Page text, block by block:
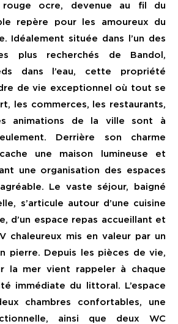
rouge ocre, devenue au fil du
repère pour les amoureux du
Idéalement située dans l’un des
plus recherchés de Bandol,
dans l’eau, cette propriété
de vie exceptionnel où tout se
les commerces, les restaurants,
animations de la ville sont à
Derrière son charme
une maison lumineuse et
une organisation des espaces
Le vaste séjour, baigné
s’articule autour d’une cuisine
d’un espace repas accueillant et
chaleureux mis en valeur par un
pierre. Depuis les pièces de vie,
la mer vient rappeler à chaque
immédiate du littoral. L’espace
chambres confortables, une
ainsi que deux WC